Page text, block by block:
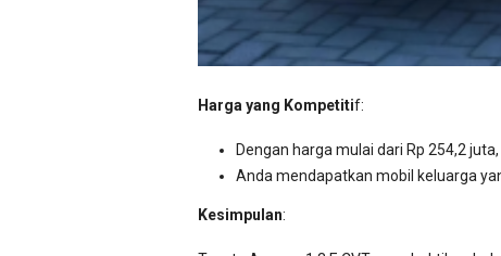
Harga yang Kompetitif:
Dengan harga mulai dari Rp 254,2
Anda mendapatkan mobil keluarga
Kesimpulan: